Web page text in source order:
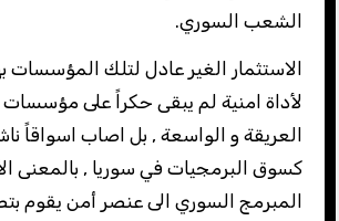
الشعب السوري.
الاستثمار الغير عادل لتلك المؤسسات
لأداة امنية لم يبقى حكراً على
العريقة و الواسعة , بل اصاب اسواقاً
كسوق البرمجيات في سوريا , بالمعنى
المبرمج السوري الى عنصر أمن يقوم